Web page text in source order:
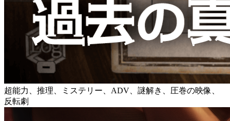
超能力、推理、ミステリー、ADV、謎解き、圧巻の映像、
反転劇